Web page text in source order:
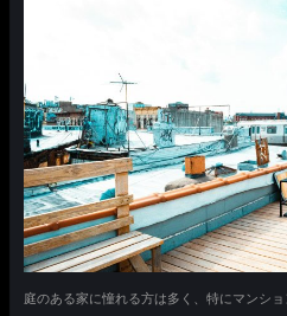
庭のある家に憧れる方は多く、特にマンシ